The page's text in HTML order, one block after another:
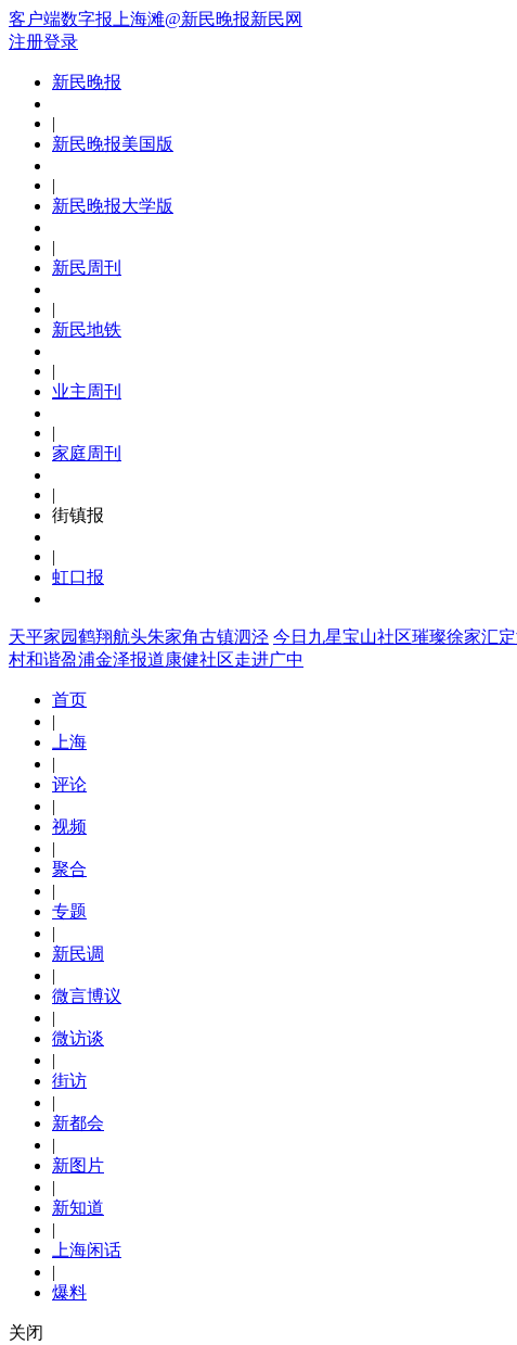
客户端数字报 上海滩@新民晚报新民网
注册登录
新民晚报
|
新民晚报美国版
|
新民晚报大学版
|
新民周刊
|
新民地铁
|
业主周刊
|
家庭周刊
|
街镇报
|
虹口报
天平家园鹤翔航头朱家角古镇泗泾 今日九星宝山社区璀璨徐家汇
村和谐盈浦金泽报道康健社区走进广中
首页
|
上海
|
评论
|
视频
|
聚合
|
专题
|
新民调
|
微言博议
|
微访谈
|
街访
|
新都会
|
新图片
|
新知道
|
上海闲话
|
爆料
关闭